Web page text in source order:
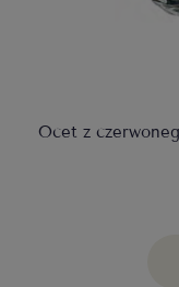
Ocet z